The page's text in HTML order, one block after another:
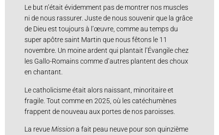
Le but n’était évidemment pas de montrer nos muscles
ni de nous rassurer. Juste de nous souvenir que la grâce
de Dieu est toujours à l’œuvre, comme au temps du
super apôtre saint Martin que nous fêtons le 11
novembre. Un moine ardent qui plantait l’Évangile chez
les Gallo-Romains comme d’autres plantent des choux
en chantant.
Le catholicisme était alors naissant, minoritaire et
fragile. Tout comme en 2025, où les catéchumènes
frappent de nouveau aux portes de nos paroisses.
La revueMissiona fait peau neuve pour son quinzième